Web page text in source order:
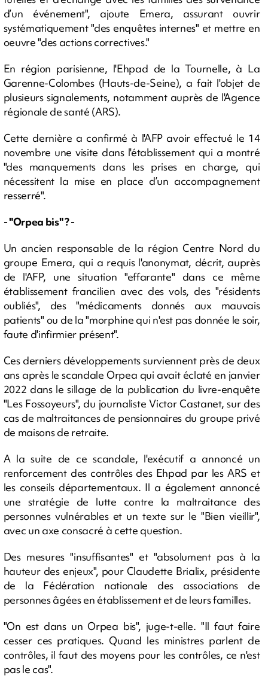
d’un événement", ajoute Emera, assurant ouvrir
systématiquement "des enquêtes internes" et mettre en
oeuvre "des actions correctives."
En région parisienne, l'Ehpad de la Tournelle, à La
Garenne-Colombes (Hauts-de-Seine), a fait l'objet de
plusieurs signalements, notamment auprès de l'Agence
régionale de santé (ARS).
Cette dernière a confirmé à l'AFP avoir effectué le 14
novembre une visite dans l'établissement qui a montré
"des manquements dans les prises en charge, qui
nécessitent la mise en place d’un accompagnement
resserré".
- "Orpea bis" ? -
Un ancien responsable de la région Centre Nord du
groupe Emera, qui a requis l'anonymat, décrit, auprès
de l'AFP, une situation "effarante" dans ce même
établissement francilien avec des vols, des "résidents
oubliés", des "médicaments donnés aux mauvais
patients" ou de la "morphine qui n'est pas donnée le soir,
faute d'infirmier présent".
Ces derniers développements surviennent près de deux
ans après le scandale Orpea qui avait éclaté en janvier
2022 dans le sillage de la publication du livre-enquête
"Les Fossoyeurs", du journaliste Victor Castanet, sur des
cas de maltraitances de pensionnaires du groupe privé
de maisons de retraite.
A la suite de ce scandale, l'exécutif a annoncé un
renforcement des contrôles des Ehpad par les ARS et
les conseils départementaux. Il a également annoncé
une stratégie de lutte contre la maltraitance des
personnes vulnérables et un texte sur le "Bien vieillir",
avec un axe consacré à cette question.
Des mesures "insuffisantes" et "absolument pas à la
hauteur des enjeux", pour Claudette Brialix, présidente
de la Fédération nationale des associations de
personnes âgées en établissement et de leurs familles.
"On est dans un Orpea bis", juge-t-elle. "Il faut faire
cesser ces pratiques. Quand les ministres parlent de
contrôles, il faut des moyens pour les contrôles, ce n'est
pas le cas".